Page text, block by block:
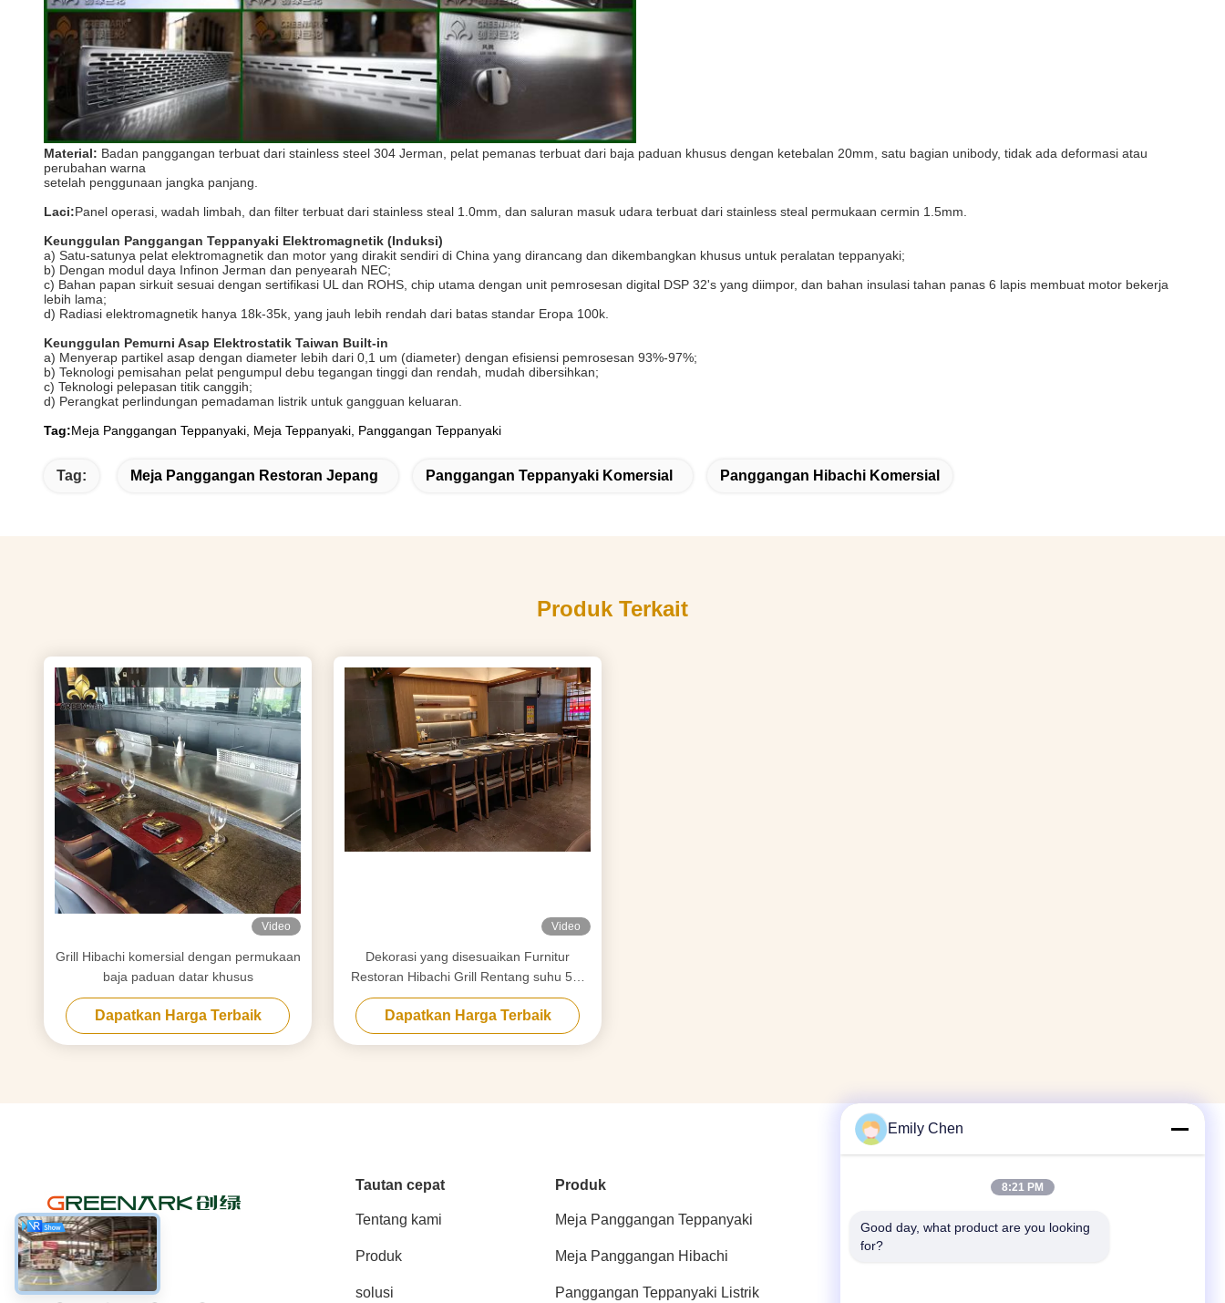
Material: Badan panggangan terbuat dari stainless steel 304 Jerman, pelat pemanas terbuat dari baja paduan khusus dengan ketebalan 20mm, satu bagian unibody, tidak ada deformasi atau
perubahan warna
setelah penggunaan jangka panjang.
Laci:Panel operasi, wadah limbah, dan filter terbuat dari stainless steal 1.0mm, dan saluran masuk udara terbuat dari stainless steal permukaan cermin 1.5mm.
Keunggulan Panggangan Teppanyaki Elektromagnetik (Induksi)
a) Satu-satunya pelat elektromagnetik dan motor yang dirakit sendiri di China yang dirancang dan dikembangkan khusus untuk peralatan teppanyaki;
b) Dengan modul daya Infinon Jerman dan penyearah NEC;
c) Bahan papan sirkuit sesuai dengan sertifikasi UL dan ROHS, chip utama dengan unit pemrosesan digital DSP 32's yang diimpor, dan bahan insulasi tahan panas 6 lapis membuat motor bekerja
lebih lama;
d) Radiasi elektromagnetik hanya 18k-35k, yang jauh lebih rendah dari batas standar Eropa 100k.
Keunggulan Pemurni Asap Elektrostatik Taiwan Built-in
a) Menyerap partikel asap dengan diameter lebih dari 0,1 um (diameter) dengan efisiensi pemrosesan 93%-97%;
b) Teknologi pemisahan pelat pengumpul debu tegangan tinggi dan rendah, mudah dibersihkan;
c) Teknologi pelepasan titik canggih;
d) Perangkat perlindungan pemadaman listrik untuk gangguan keluaran.
Tag:Meja Panggangan Teppanyaki, Meja Teppanyaki, Panggangan Teppanyaki
Tag: Meja Panggangan Restoran Jepang Panggangan Teppanyaki Komersial Panggangan Hibachi Komersial
Produk Terkait
Video
Grill Hibachi komersial dengan permukaan
baja paduan datar khusus
Dapatkan Harga Terbaik
Video
Dekorasi yang disesuaikan Furnitur
Restoran Hibachi Grill Rentang suhu 50-
300C
Dapatkan Harga Terbaik
Media Sosial
Tautan cepat
Tentang kami
Produk
solusi
Produk
Meja Panggangan Teppanyaki
Meja Panggangan Hibachi
Panggangan Teppanyaki Listrik
Telp
Emily Chen
8:21 PM
Good day, what product are you looking
for?